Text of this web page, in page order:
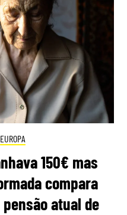
EUROPA
150€ mas
compara
atual de